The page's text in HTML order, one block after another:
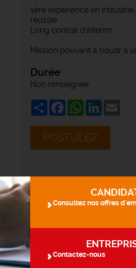
1ère expérience en
réussie
Long contrat d'interim.
Mission pouvant à boutir à
Durée
Non renseignée
ShareFacebookWhatsApp
LinkedIn
POSTULEZ
Consultez nos offres
Contactez-nous